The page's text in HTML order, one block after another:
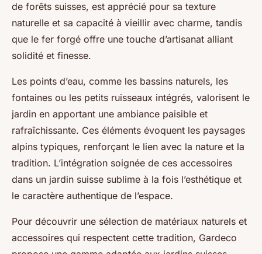
de forêts suisses, est apprécié pour sa texture
naturelle et sa capacité à vieillir avec charme, tandis
que le fer forgé offre une touche d’artisanat alliant
solidité et finesse.
Les points d’eau, comme les bassins naturels, les
fontaines ou les petits ruisseaux intégrés, valorisent le
jardin en apportant une ambiance paisible et
rafraîchissante. Ces éléments évoquent les paysages
alpins typiques, renforçant le lien avec la nature et la
tradition. L’intégration soignée de ces accessoires
dans un jardin suisse sublime à la fois l’esthétique et
le caractère authentique de l’espace.
Pour découvrir une sélection de matériaux naturels et
accessoires qui respectent cette tradition, Gardeco